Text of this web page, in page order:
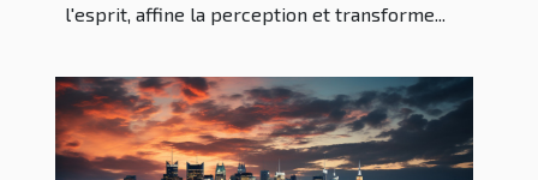
l'esprit, affine la perception et transforme...